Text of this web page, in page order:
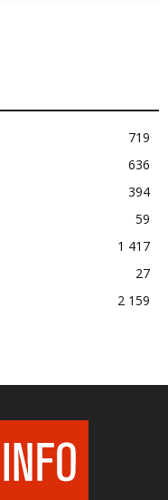
719
636
394
59
1 417
27
2 159